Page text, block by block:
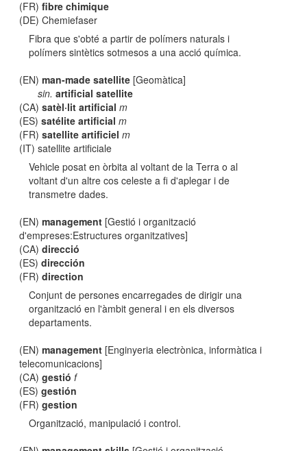
(FR)fibre chimique
(DE) Chemiefaser
Fibra que s'obté a partir de polímers naturals i
polímers sintètics sotmesos a una acció química.
(EN)man-made satellite [Geomàtica]
sin. artificial satellite
(CA)satèl·lit artificial m
(ES)satélite artificial m
(FR)satellite artificiel m
(IT) satellite artificiale
Vehicle posat en òrbita al voltant de la Terra o al
voltant d'un altre cos celeste a fi d'aplegar i de
transmetre dades.
(EN)management [Gestió i organització
d'empreses:Estructures organitzatives]
(CA)direcció
(ES)dirección
(FR)direction
Conjunt de persones encarregades de dirigir una
organització en l'àmbit general i en els diversos
departaments.
(EN)management [Enginyeria electrònica, informàtica i
telecomunicacions]
(CA)gestió f
(ES)gestión
(FR)gestion
Organització, manipulació i control.